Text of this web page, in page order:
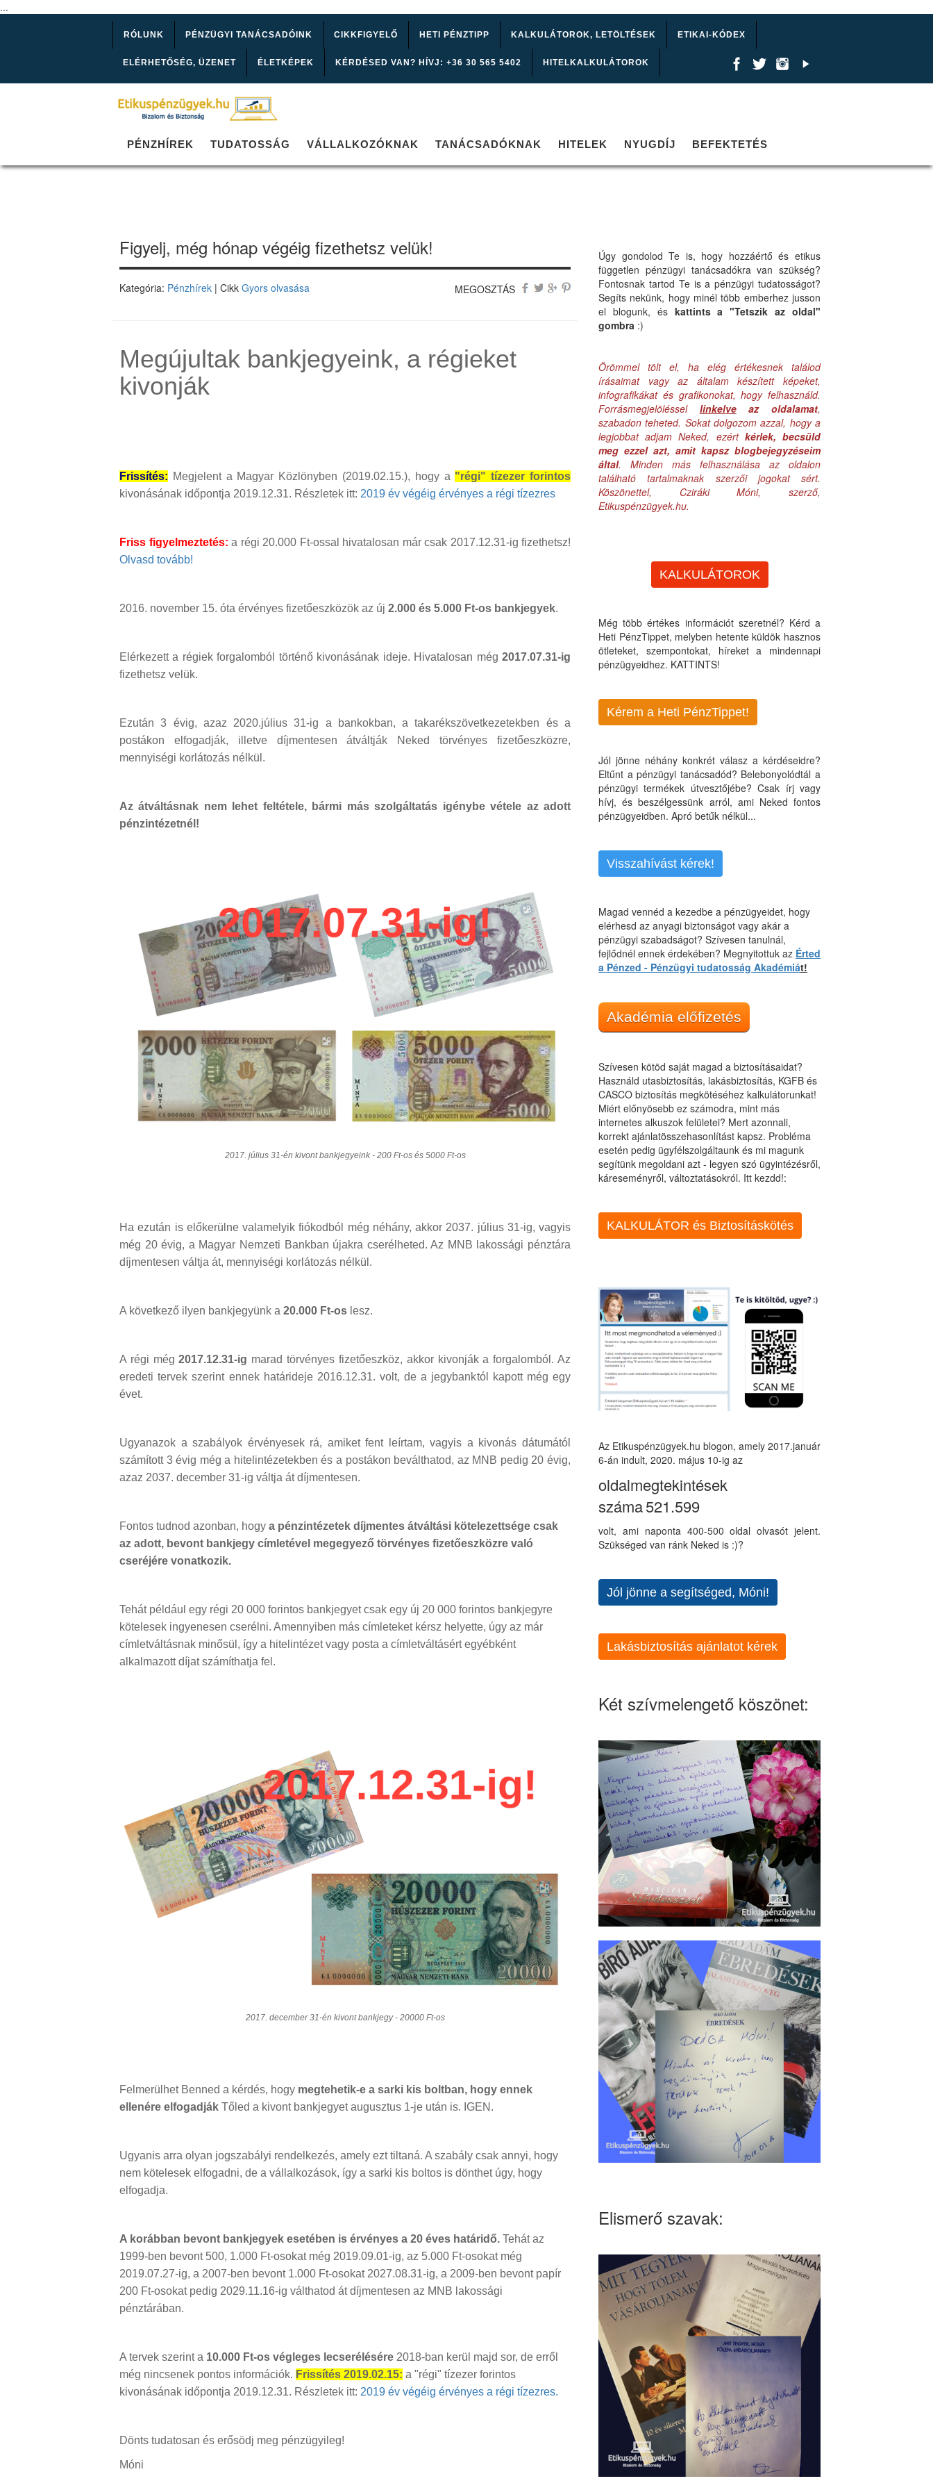
...
RÓLUNK PÉNZÜGYI TANÁCSADÓINK CIKKFIGYELŐ HETI PÉNZTIPP KALKULÁTOROK, LETÖLTÉSEK ETIKAI-KÓDEX
ELÉRHETŐSÉG, ÜZENET ÉLETKÉPEK KÉRDÉSED VAN? HÍVJ: +36 30 565 5402 HITELKALKULÁTOROK
PÉNZHÍREK TUDATOSSÁG VÁLLALKOZÓKNAK TANÁCSADÓKNAK HITELEK NYUGDÍJ BEFEKTETÉS
Figyelj, még hónap végéig fizethetsz velük!
Kategória: Pénzhírek | Cikk Gyors olvasása MEGOSZTÁS
Megújultak bankjegyeink, a régieket
kivonják
Frissítés: Megjelent a Magyar Közlönyben (2019.02.15.), hogy a "régi" tízezer forintos
kivonásának időpontja 2019.12.31. Részletek itt: 2019 év végéig érvényes a régi tízezres
Friss figyelmeztetés: a régi 20.000 Ft-ossal hivatalosan már csak 2017.12.31-ig fizethetsz!
Olvasd tovább!
2016. november 15. óta érvényes fizetőeszközök az új 2.000 és 5.000 Ft-os bankjegyek.
Elérkezett a régiek forgalomból történő kivonásának ideje. Hivatalosan még 2017.07.31-ig
fizethetsz velük.
Ezután 3 évig, azaz 2020.július 31-ig a bankokban, a takarékszövetkezetekben és a
postákon elfogadják, illetve díjmentesen átváltják Neked törvényes fizetőeszközre,
mennyiségi korlátozás nélkül.
Az átváltásnak nem lehet feltétele, bármi más szolgáltatás igénybe vétele az adott
pénzintézetnél!
2017. július 31-én kivont bankjegyeink - 200 Ft-os és 5000 Ft-os
Ha ezután is előkerülne valamelyik fiókodból még néhány, akkor 2037. július 31-ig, vagyis
még 20 évig, a Magyar Nemzeti Bankban újakra cserélheted. Az MNB lakossági pénztára
díjmentesen váltja át, mennyiségi korlátozás nélkül.
A következő ilyen bankjegyünk a 20.000 Ft-os lesz.
A régi még2017.12.31-ig marad törvényes fizetőeszköz, akkor kivonják a forgalomból. Az
eredeti tervek szerint ennek határideje 2016.12.31. volt, de a jegybanktól kapott még egy
évet.
Ugyanazok a szabályok érvényesek rá, amiket fent leírtam, vagyis a kivonás dátumától
számított 3 évig még a hitelintézetekben és a postákon beválthatod, az MNB pedig 20 évig,
azaz 2037. december 31-ig váltja át díjmentesen.
Fontos tudnod azonban, hogy a pénzintézetek díjmentes átváltási kötelezettsége csak
az adott, bevont bankjegy címletével megegyező törvényes fizetőeszközre való
cseréjére vonatkozik.
Tehát például egy régi 20 000 forintos bankjegyet csak egy új 20 000 forintos bankjegyre
kötelesek ingyenesen cserélni. Amennyiben más címleteket kérsz helyette, úgy az már
címletváltásnak minősül, így a hitelintézet vagy posta a címletváltásért egyébként
alkalmazott díjat számíthatja fel.
2017. december 31-én kivont bankjegy - 20000 Ft-os
Felmerülhet Benned a kérdés, hogy megtehetik-e a sarki kis boltban, hogy ennek
ellenére elfogadják Tőled a kivont bankjegyet augusztus 1-je után is. IGEN.
Ugyanis arra olyan jogszabályi rendelkezés, amely ezt tiltaná. A szabály csak annyi, hogy
nem kötelesek elfogadni, de a vállalkozások, így a sarki kis boltos is dönthet úgy, hogy
elfogadja.
A korábban bevont bankjegyek esetében is érvényes a 20 éves határidő. Tehát az
1999-ben bevont 500, 1.000 Ft-osokat még 2019.09.01-ig, az 5.000 Ft-osokat még
2019.07.27-ig, a 2007-ben bevont 1.000 Ft-osokat 2027.08.31-ig, a 2009-ben bevont papír
200 Ft-osokat pedig 2029.11.16-ig válthatod át díjmentesen az MNB lakossági
pénztárában.
A tervek szerint a 10.000 Ft-os végleges lecserélésére 2018-ban kerül majd sor, de erről
még nincsenek pontos információk. Frissítés 2019.02.15: a "régi" tízezer forintos
kivonásának időpontja 2019.12.31. Részletek itt: 2019 év végéig érvényes a régi tízezres.
Dönts tudatosan és erősödj meg pénzügyileg!
Móni
Úgy gondolod Te is, hogy hozzáértő és etikus
független pénzügyi tanácsadókra van szükség?
Fontosnak tartod Te is a pénzügyi tudatosságot?
Segíts nekünk, hogy minél több emberhez jusson
el blogunk, és kattints a "Tetszik az oldal"
gombra :)
Örömmel tölt el, ha elég értékesnek találod
írásaimat vagy az általam készített képeket,
infografikákat és grafikonokat, hogy felhasználd.
Forrásmegjelöléssel linkelveaz oldalamat,
szabadon teheted. Sokat dolgozom azzal, hogy a
legjobbat adjam Neked, ezért kérlek, becsüld
meg ezzel azt, amit kapsz blogbejegyzéseim
által. Minden más felhasználása az oldalon
található tartalmaknak szerzői jogokat sért.
Köszönettel, Cziráki Móni, szerző,
Etikuspénzügyek.hu.
KALKULÁTOROK
Még több értékes információt szeretnél? Kérd a
Heti PénzTippet, melyben hetente küldök hasznos
ötleteket, szempontokat, híreket a mindennapi
pénzügyeidhez. KATTINTS!
Kérem a Heti PénzTippet!
Jól jönne néhány konkrét válasz a kérdéseidre?
Eltűnt a pénzügyi tanácsadód? Belebonyolódtál a
pénzügyi termékek útvesztőjébe? Csak írj vagy
hívj, és beszélgessünk arról, ami Neked fontos
pénzügyeidben. Apró betűk nélkül...
Visszahívást kérek!
Magad vennéd a kezedbe a pénzügyeidet, hogy
elérhesd az anyagi biztonságot vagy akár a
pénzügyi szabadságot? Szívesen tanulnál,
fejlődnél ennek érdekében? Megnyitottuk az Érted
a Pénzed - Pénzügyi tudatosság Akadémiát!
Akadémia előfizetés
Szívesen kötöd saját magad a biztosításaidat?
Használd utasbiztosítás, lakásbiztosítás, KGFB és
CASCO biztosítás megkötéséhez kalkulátorunkat!
Miért előnyösebb ez számodra, mint más
internetes alkuszok felületei? Mert azonnali,
korrekt ajánlatösszehasonlítást kapsz. Probléma
esetén pedig ügyfélszolgáltaunk és mi magunk
segítünk megoldani azt - legyen szó ügyintézésről,
káreseményről, változtatásokról. Itt kezdd!:
KALKULÁTOR és Biztosításkötés
Az Etikuspénzügyek.hu blogon, amely 2017.január
6-án indult, 2020. május 10-ig az
oldalmegtekintések
száma521.599
volt, ami naponta 400-500 oldal olvasót jelent.
Szükséged van ránk Neked is :)?
Jól jönne a segítséged, Móni!
Lakásbiztosítás ajánlatot kérek
Két szívmelengető köszönet:
Elismerő szavak: